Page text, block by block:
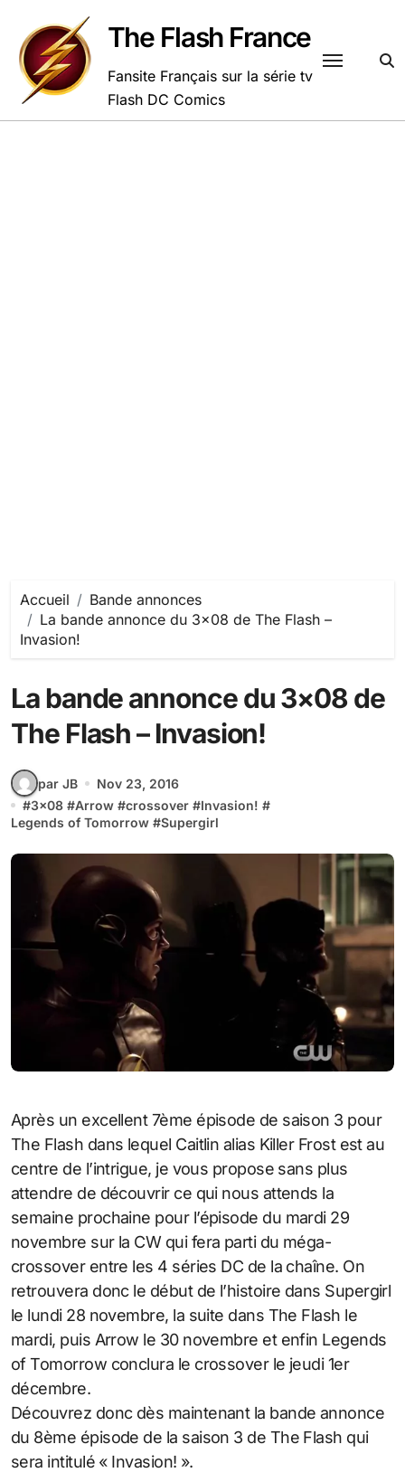
contenu
The Flash France
Fansite Français sur la série tv
Flash DC Comics
Accueil
Bande annonces
La bande annonce du 3×08 de The Flash –
Invasion!
La bande annonce du 3×08 de
The Flash – Invasion!
par JB
Nov 23, 2016
#3x08 #Arrow #crossover #Invasion! #
Legends of Tomorrow #Supergirl
Après un excellent 7ème épisode de saison 3 pour
The Flash dans lequel Caitlin alias Killer Frost est au
centre de l’intrigue, je vous propose sans plus
attendre de découvrir ce qui nous attends la
semaine prochaine pour l’épisode du mardi 29
novembre sur la CW qui fera parti du méga-
crossover entre les 4 séries DC de la chaîne. On
retrouvera donc le début de l’histoire dans Supergirl
le lundi 28 novembre, la suite dans The Flash le
mardi, puis Arrow le 30 novembre et enfin Legends
of Tomorrow conclura le crossover le jeudi 1er
décembre.
Découvrez donc dès maintenant la bande annonce
du 8ème épisode de la saison 3 de The Flash qui
sera intitulé « Invasion! ».